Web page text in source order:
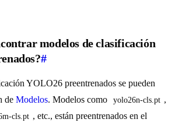
modelos de clasificación
#
YOLO26 preentrenados se pueden
de Modelos. Modelos como yolo26n-cls.pt ,
cls.pt , etc., están preentrenados en el